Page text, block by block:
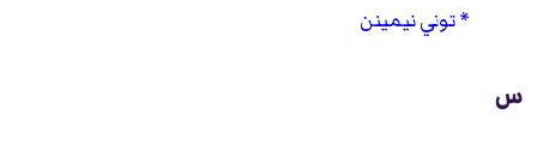
توني نيمينن
س